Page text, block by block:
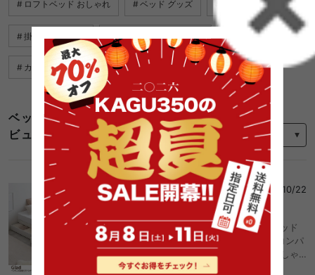
ロフトベッド おしゃれ ベッド グッズ 人気 の ベッド
掛け布団 サイズ ベッド マット
カラーボックス おすすめ
ベッド クイーン サイズ おすすめのレ
ビュー
並び替え
Meikoko さん
2024/10/22
【セミシングル】 ベッド セミシングルベッド
ベッドフレーム フレーム 収納 収納付き コンパ
クト ワンルーム 1人暮らし 一人暮らし おしゃ
れ家具 韓国 インテリア おしゃれ 北欧 ナチュラ